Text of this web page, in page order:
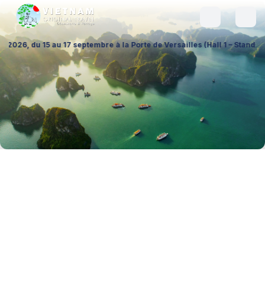
à la Porte de Versailles (Hall 1 – Stand A026), pour